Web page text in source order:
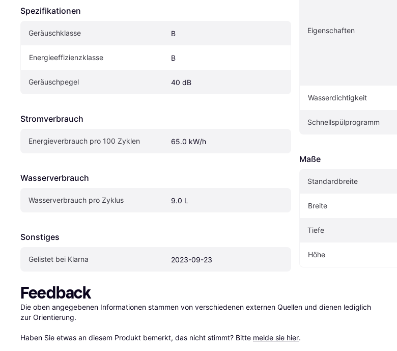
Spezifikationen
Geräuschklasse B
Energieeffizienzklasse B
Geräuschpegel 40 dB
Stromverbrauch
Energieverbrauch pro 100 Zyklen 65.0 kW/h
Wasserverbrauch
Wasserverbrauch pro Zyklus 9.0 L
Sonstiges
Gelistet bei Klarna 2023-09-23
Eigenschaften
Wasserdichtigkeit
Schnellspülprogramm
Maße
Standardbreite
Breite
Tiefe
Höhe
Feedback
Die oben angegebenen Informationen stammen von verschiedenen externen Quellen und dienen lediglich
zur Orientierung.
Haben Sie etwas an diesem Produkt bemerkt, das nicht stimmt? Bitte melde sie hier.